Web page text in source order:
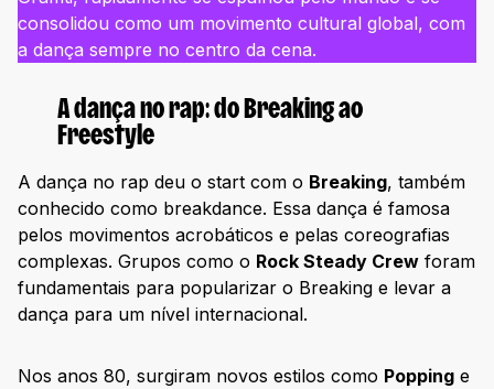
consolidou como um movimento cultural global, com
a dança sempre no centro da cena.
A dança no rap: do Breaking ao
Freestyle
A dança no rap deu o start com o Breaking, também
conhecido como breakdance. Essa dança é famosa
pelos movimentos acrobáticos e pelas coreografias
complexas. Grupos como o Rock Steady Crew foram
fundamentais para popularizar o Breaking e levar a
dança para um nível internacional.
Nos anos 80, surgiram novos estilos como Popping e